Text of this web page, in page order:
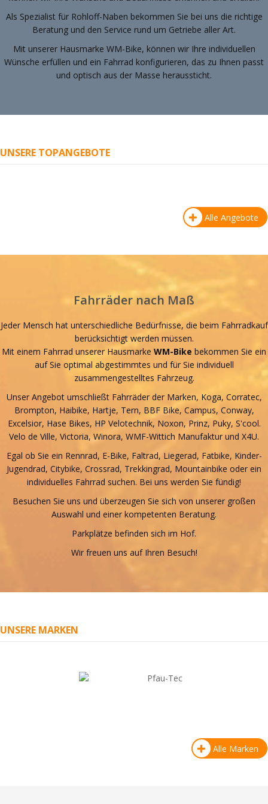
Als Spezialist für Rohloff-Naben bekommen Sie bei uns die richtige
Beratung und den Service rund um Getriebe aller Art.
Mit unserer Hausmarke WM-Bike, können wir Ihre individuellen
Wünsche erfüllen und ein Fahrrad konfigurieren, das zu Ihnen passt
und optisch aus der Masse heraussticht.
UNSERE TOPANGEBOTE
Alle Angebote
Fahrräder nach Maß
Jeder Mensch hat unterschiedliche Bedürfnisse, die beim Fahrradkauf
berücksichtigt werden müssen.
Mit einem Fahrrad unserer Hausmarke WM-Bike bekommen Sie ein
auf Sie optimal abgestimmtes und für Sie individuell
zusammengestelltes Fahrzeug.
Unser Angebot umschließt Fahrräder der Marken, Koga, Corratec,
Brompton, Haibike, Hartje, Tern, BBF Bike, Campus, Conway,
Excelsior, Hase Bikes, HP Velotechnik, Noxon, Prinz, Puky, S'cool.
Velo de Ville, Victoria, Winora, WMF-Wittich Manufaktur und X4U.
Egal ob Sie ein Rennrad, E-Bike, Faltrad, Liegerad, Fatbike, Kinder-
Jugendrad, Citybike, Crossrad, Trekkingrad, Mountainbike oder ein
individuelles Fahrrad suchen. Bei uns werden Sie fündig!
Besuchen Sie uns und überzeugen Sie sich von unserer großen
Auswahl und einer kompetenten Beratung.
Parkplätze befinden sich im Hof.
Wir freuen uns auf Ihren Besuch!
UNSERE MARKEN
Alle Marken